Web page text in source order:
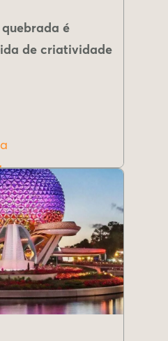
é
de criatividade